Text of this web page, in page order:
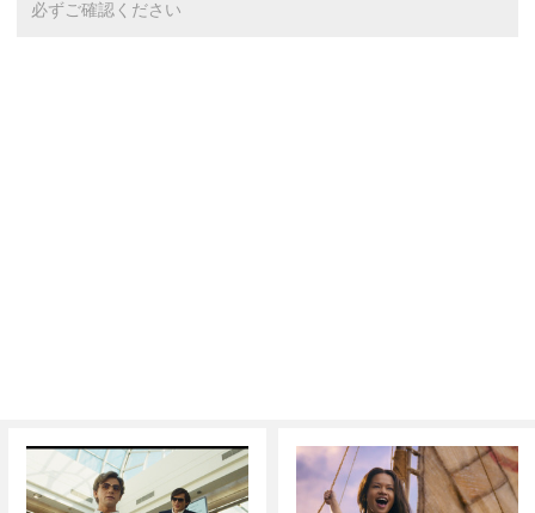
必ずご確認ください